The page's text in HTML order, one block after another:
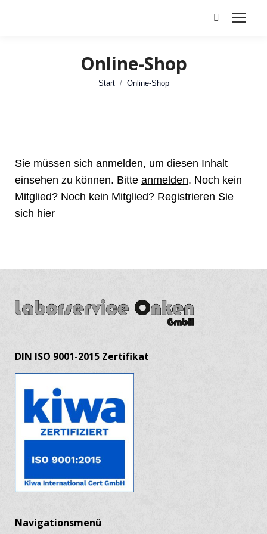
Search:
Online-Shop
Sie befinden sich hier:
Start Online-Shop
Sie müssen sich anmelden, um diesen Inhalt
einsehen zu können. Bitte anmelden. Noch kein
Mitglied? Noch kein Mitglied? Registrieren Sie
sich hier
DIN ISO 9001-2015 Zertifikat
Navigationsmenü